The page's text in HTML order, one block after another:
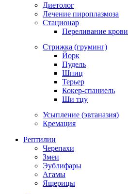
Диетолог
Лечение пироплазмоза
Стационар
Переливание крови
Стрижка (груминг)
Йорк
Пудель
Шпиц
Терьер
Кокер-спаниель
Ши тцу
Усыпление (эвтаназия)
Кремация
Рептилии
Черепахи
Змеи
Эублифары
Агамы
Ящерицы